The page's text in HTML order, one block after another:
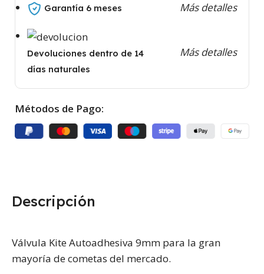
Garantía 6 meses Más detalles
Devoluciones dentro de 14
días naturales
Más detalles
Métodos de Pago:
Descripción
Válvula Kite Autoadhesiva 9mm para la gran
mayoría de cometas del mercado.